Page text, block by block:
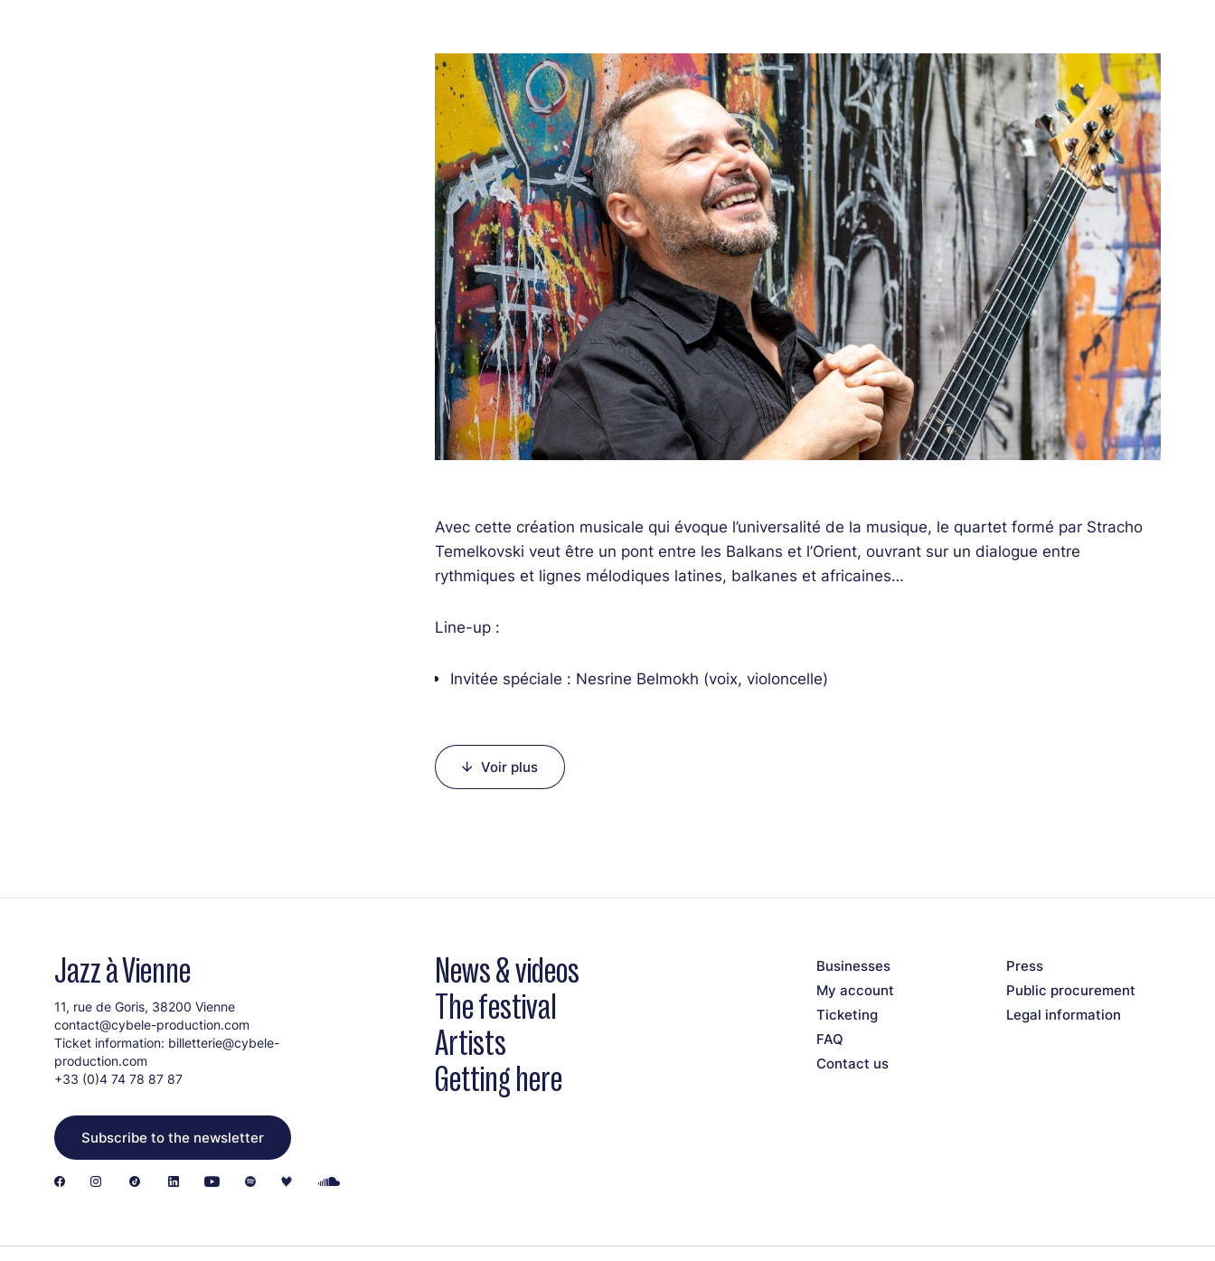
Avec cette création musicale qui évoque l’universalité de la musique, le quartet formé par Stracho
Temelkovski veut être un pont entre les Balkans et l’Orient, ouvrant sur un dialogue entre
rythmiques et lignes mélodiques latines, balkanes et africaines…
Line-up :
Invitée spéciale : Nesrine Belmokh (voix, violoncelle)
Jean-Charles Richard (saxophone soprano baryton)
Voir plus
Jazz à Vienne
11, rue de Goris, 38200 Vienne
contact@cybele-production.com
Ticket information: billetterie@cybele-
production.com
+33 (0)4 74 78 87 87
Subscribe to the newsletter
News & videos
The festival
Artists
Getting here
Businesses
My account
Ticketing
FAQ
Contact us
Press
Public procurement
Legal information